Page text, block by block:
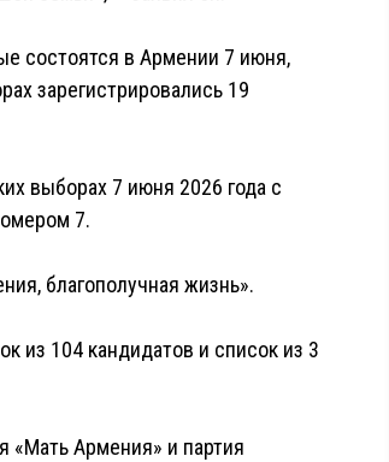
состоятся в Армении 7 июня,
зарегистрировались 19
выборах 7 июня 2026 года с
7.
благополучная жизнь».
из 104 кандидатов и список из 3
«Мать Армения» и партия